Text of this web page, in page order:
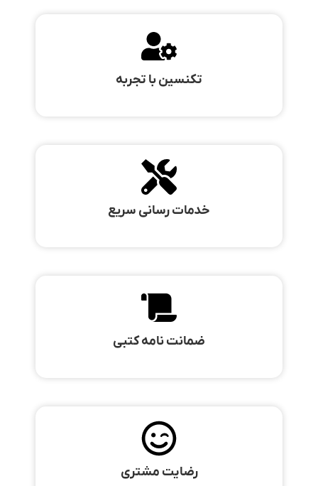
تکنسین با تجربه
خدمات رسانی سریع
ضمانت نامه کتبی
رضایت مشتری